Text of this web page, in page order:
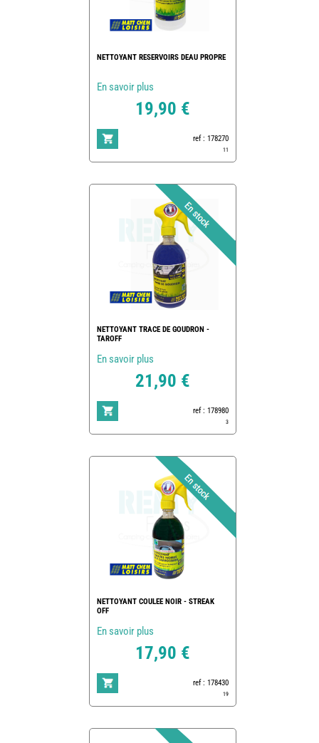
NETTOYANT RESERVOIRS DEAU PROPRE
En savoir plus
19,90 €
ref : 178270
11
NETTOYANT TRACE DE GOUDRON -
TAROFF
En savoir plus
21,90 €
ref : 178980
3
NETTOYANT COULEE NOIR - STREAK
OFF
En savoir plus
17,90 €
ref : 178430
19